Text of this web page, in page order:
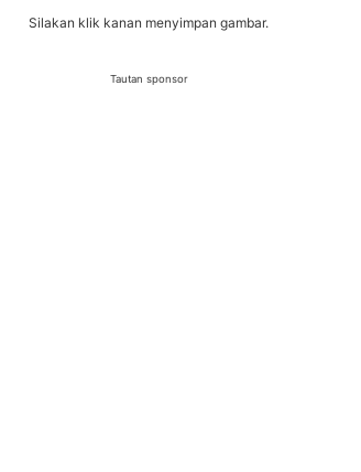
Silakan klik kanan menyimpan gambar.
Tautan sponsor